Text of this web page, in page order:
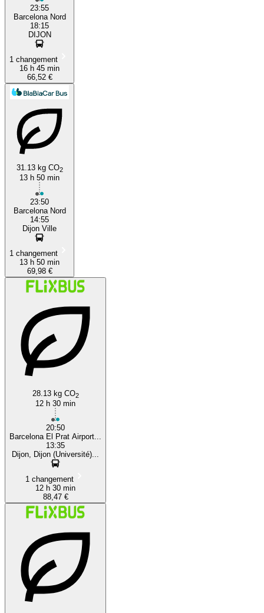
23:55
Barcelona Nord
18:15
DIJON
1 changement
16 h 45 min
66,52 €
31.13 kg CO2
13 h 50 min
23:50
Barcelona Nord
14:55
Dijon Ville
1 changement
13 h 50 min
69,98 €
28.13 kg CO2
12 h 30 min
20:50
Barcelona El Prat Airport...
13:35
Dijon, Dijon (Université)...
1 changement
12 h 30 min
88,47 €